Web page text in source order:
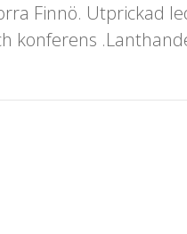
Finnö. Utprickad
konferens